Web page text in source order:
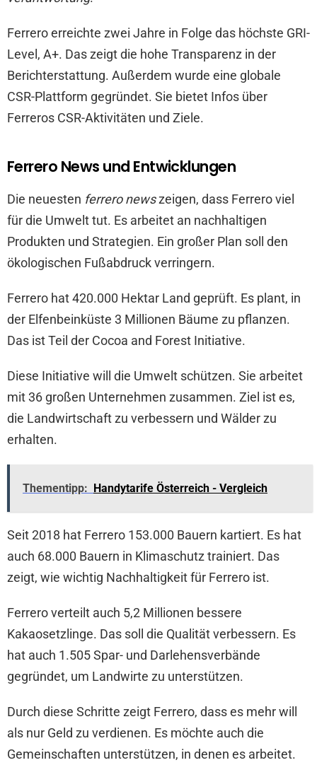
Ferrero erreichte zwei Jahre in Folge das höchste GRI-
Level, A+. Das zeigt die hohe Transparenz in der
Berichterstattung. Außerdem wurde eine globale
CSR-Plattform gegründet. Sie bietet Infos über
Ferreros CSR-Aktivitäten und Ziele.
Ferrero News und Entwicklungen
Die neuesten ferrero newszeigen, dass Ferrero viel
für die Umwelt tut. Es arbeitet an nachhaltigen
Produkten und Strategien. Ein großer Plan soll den
ökologischen Fußabdruck verringern.
Ferrero hat 420.000 Hektar Land geprüft. Es plant, in
der Elfenbeinküste 3 Millionen Bäume zu pflanzen.
Das ist Teil der Cocoa and Forest Initiative.
Diese Initiative will die Umwelt schützen. Sie arbeitet
mit 36 großen Unternehmen zusammen. Ziel ist es,
die Landwirtschaft zu verbessern und Wälder zu
erhalten.
Thementipp: Handytarife Österreich - Vergleich
Seit 2018 hat Ferrero 153.000 Bauern kartiert. Es hat
auch 68.000 Bauern in Klimaschutz trainiert. Das
zeigt, wie wichtig Nachhaltigkeit für Ferrero ist.
Ferrero verteilt auch 5,2 Millionen bessere
Kakaosetzlinge. Das soll die Qualität verbessern. Es
hat auch 1.505 Spar- und Darlehensverbände
gegründet, um Landwirte zu unterstützen.
Durch diese Schritte zeigt Ferrero, dass es mehr will
als nur Geld zu verdienen. Es möchte auch die
Gemeinschaften unterstützen, in denen es arbeitet.